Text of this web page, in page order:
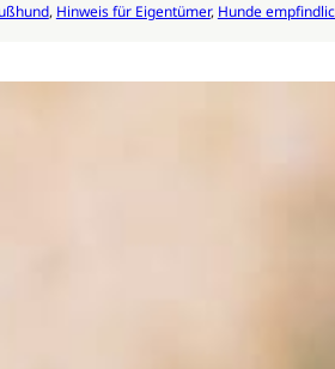
, Hinweis für Eigentümer, Hunde